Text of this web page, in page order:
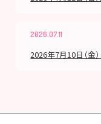
2026.07.11
2026年7月10日（金）